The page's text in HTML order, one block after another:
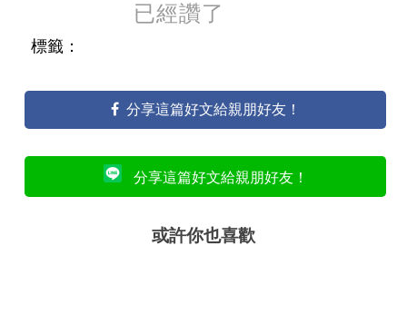
已經讚了
標籤：
分享這篇好文給親朋好友！
分享這篇好文給親朋好友！
或許你也喜歡